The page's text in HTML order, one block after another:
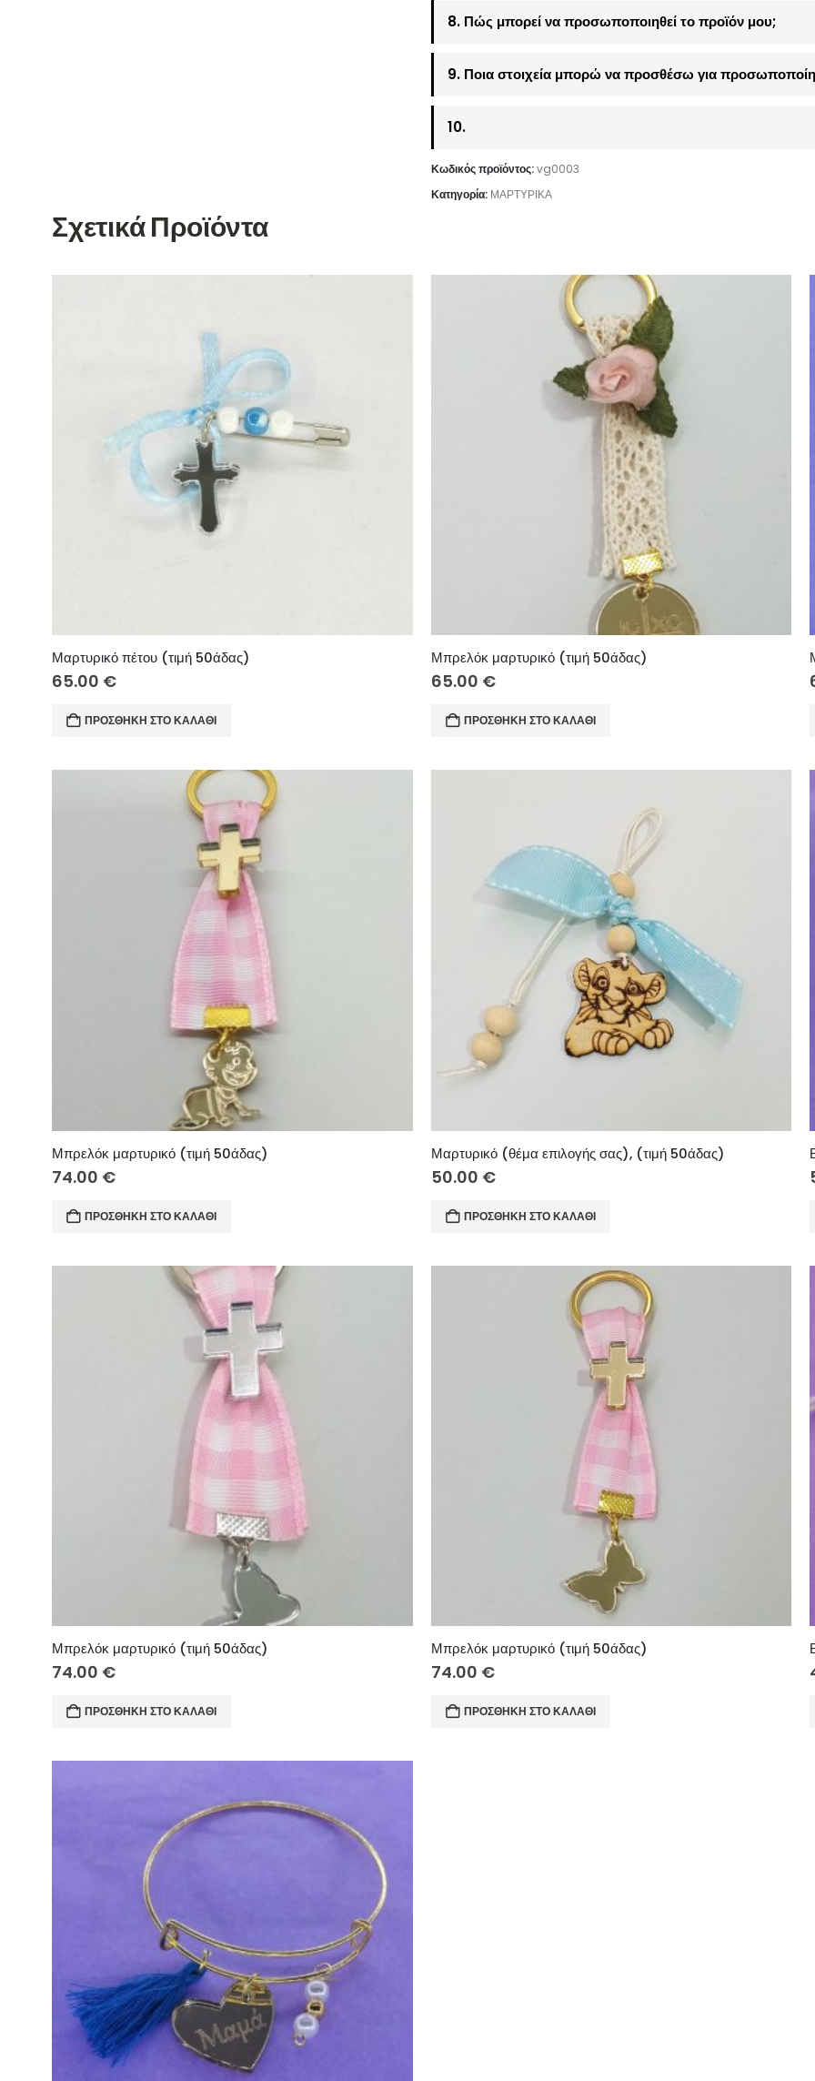
8. Πώς μπορεί να προσωποποιηθεί το προϊόν μου;
9. Ποια στοιχεία μπορώ να προσθέσω για
10.
Κωδικός προϊόντος:vg0003
Κατηγορία: ΜΑΡΤΥΡΙΚΑ
Σχετικά Προϊόντα
Μαρτυρικό πέτου (τιμή 50άδας)
65.00 €
ΠΡΟΣΘΉΚΗ ΣΤΟ ΚΑΛΆΘΙ
Μπρελόκ μαρτυρικό (τιμή 50άδας)
65.00 €
ΠΡΟΣΘΉΚΗ ΣΤΟ ΚΑΛΆΘΙ
Μπρελόκ μαρτυρικό (τιμή 50άδας)
74.00 €
ΠΡΟΣΘΉΚΗ ΣΤΟ ΚΑΛΆΘΙ
Μαρτυρικό (θέμα επιλογής σας), (τιμή 50άδας)
50.00 €
ΠΡΟΣΘΉΚΗ ΣΤΟ ΚΑΛΆΘΙ
Μπρελόκ μαρτυρικό (τιμή 50άδας)
74.00 €
ΠΡΟΣΘΉΚΗ ΣΤΟ ΚΑΛΆΘΙ
Μπρελόκ μαρτυρικό (τιμή 50άδας)
74.00 €
ΠΡΟΣΘΉΚΗ ΣΤΟ ΚΑΛΆΘΙ